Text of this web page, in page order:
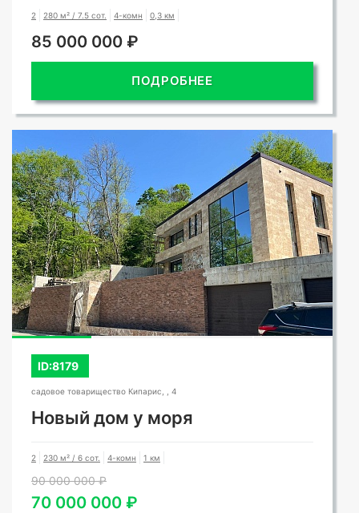
2 280 м² / 7.5 сот. 4-комн 0,3 км
85 000 000 ₽
ПОДРОБНЕЕ
ID:8179
садовое товарищество Кипарис, , 4
Новый дом у моря
2 230 м² / 6 сот. 4-комн 1 км
90 000 000 ₽
70 000 000 ₽